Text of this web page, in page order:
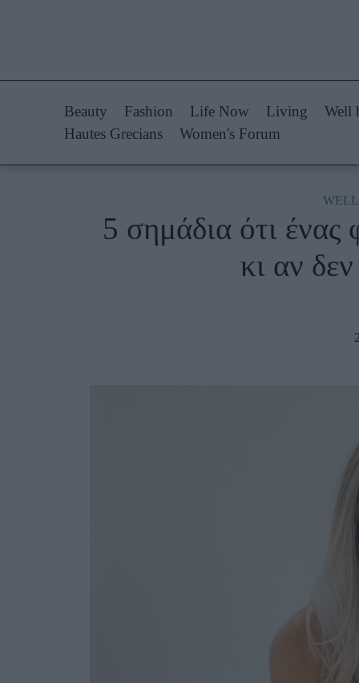
Styling Tips
Fashion News
Woman Power
Beauty Fashion Life Now Living Well
Hautes Grecians
Women's Forum
5 σημάδια ότι ένας
κι αν